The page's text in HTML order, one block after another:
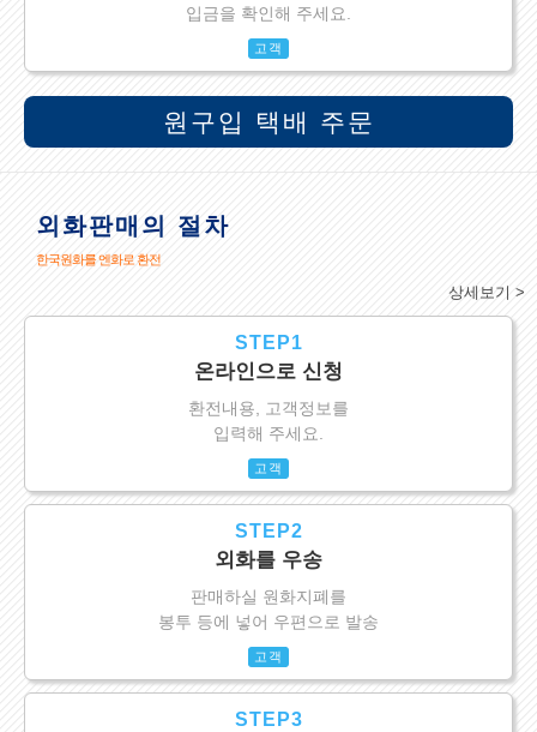
입금을 확인해 주세요.
고객
원구입 택배 주문
외화판매의 절차
한국원화를 엔화로 환전
상세보기 >
STEP1
온라인으로 신청
환전내용, 고객정보를
입력해 주세요.
고객
STEP2
외화를 우송
판매하실 원화지폐를
봉투 등에 넣어 우편으로 발송
고객
STEP3